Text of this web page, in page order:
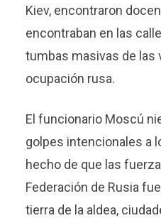
Kiev, encontraron
encontraban en las
tumbas masivas de las
ocupación rusa.
El funcionario Moscú
golpes intencionales a
hecho de que las
Federación de Rusia
tierra de la aldea,